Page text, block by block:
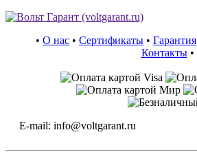
• О нас • Сертификаты • Гарантия
Контакты•
E-mail: info@voltgarant.ru